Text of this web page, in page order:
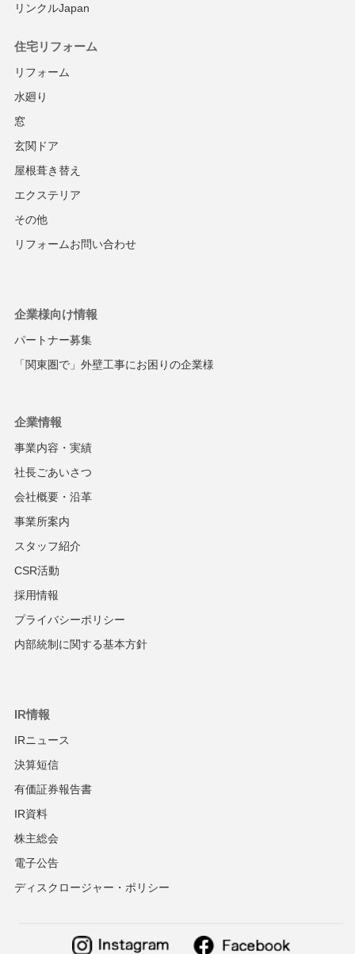
リンクルJapan
住宅リフォーム
リフォーム
水廻り
窓
玄関ドア
屋根葺き替え
エクステリア
その他
リフォームお問い合わせ
企業様向け情報
パートナー募集
「関東圏で」 外壁工事にお困りの企業様
企業情報
事業内容・実績
社長ごあいさつ
会社概要・沿革
事業所案内
スタッフ紹介
CSR活動
採用情報
プライバシーポリシー
内部統制に関する基本方針
IR情報
IRニュース
決算短信
有価証券報告書
IR資料
株主総会
電子公告
ディスクロージャー・ポリシー